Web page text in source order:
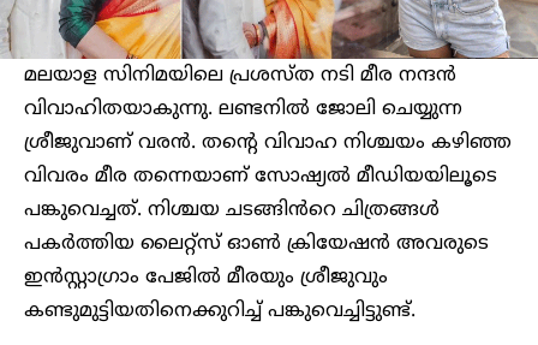
മലയാള സിനിമയിലെ പ്രശസ്ത നടി മീര നന്ദൻ
വിവാഹിതയാകുന്നു. ലണ്ടനിൽ ജോലി ചെയ്യുന്ന
ശ്രീജുവാണ് വരൻ. തന്റെ വിവാഹ നിശ്ചയം കഴിഞ്ഞ
വിവരം മീര തന്നെയാണ് സോഷ്യൽ മീഡിയയിലൂടെ
പങ്കുവെച്ചത്. നിശ്ചയ ചടങ്ങിൻറെ ചിത്രങ്ങൾ
പകർത്തിയ ലൈറ്റ്സ് ഓൺ ക്രിയേഷൻ അവരുടെ
ഇൻസ്റ്റാഗ്രാം പേജിൽ മീരയും ശ്രീജുവും
കണ്ടുമുട്ടിയതിനെക്കുറിച്ച് പങ്കുവെച്ചിട്ടുണ്ട്.